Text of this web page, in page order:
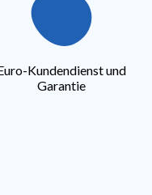
Kundendienst und
Garantie